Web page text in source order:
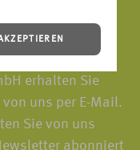
erhalten Sie
uns per E-Mail.
Sie von uns
abonniert